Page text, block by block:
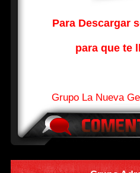
Para Descargar
para que te
Grupo La Nueva